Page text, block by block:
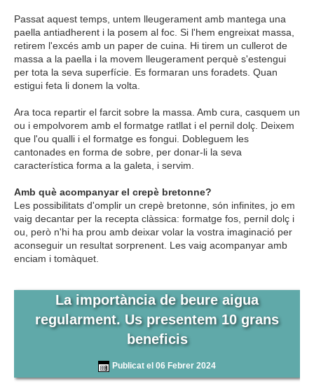
Passat aquest temps, untem lleugerament amb mantega una
paella antiadherent i la posem al foc. Si l'hem engreixat massa,
retirem l'excés amb un paper de cuina. Hi tirem un cullerot de
massa a la paella i la movem lleugerament perquè s'estengui
per tota la seva superfície. Es formaran uns foradets. Quan
estigui feta li donem la volta.
Ara toca repartir el farcit sobre la massa. Amb cura, casquem un
ou i empolvorem amb el formatge ratllat i el pernil dolç. Deixem
que l'ou qualli i el formatge es fongui. Dobleguem les
cantonades en forma de sobre, per donar-li la seva
característica forma a la galeta, i servim.
Amb què acompanyar el crepè bretonne?
Les possibilitats d'omplir un crepè bretonne , són infinites, jo em
vaig decantar per la recepta clàssica: formatge fos, pernil dolç i
ou, però n'hi ha prou amb deixar volar la vostra imaginació per
aconseguir un resultat sorprenent. Les vaig acompanyar amb
enciam i tomàquet.
La importància de beure aigua
regularment. Us presentem 10 grans
beneficis
Publicat el 06 Febrer 2024